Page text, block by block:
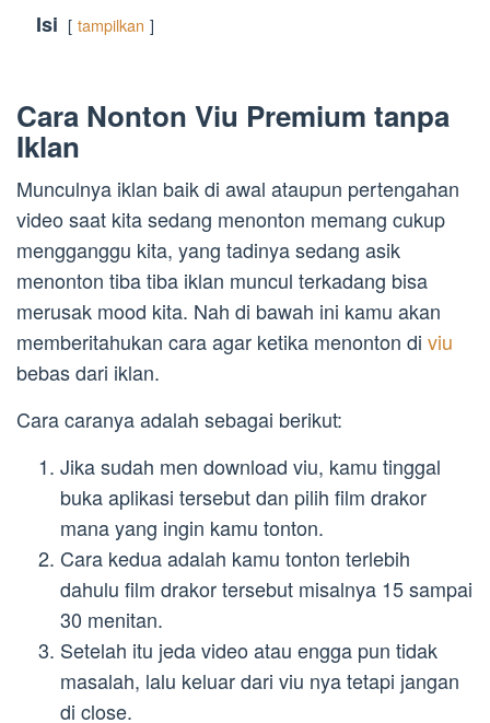
Isi tampilkan
Cara Nonton Viu Premium tanpa
Iklan
Munculnya iklan baik di awal ataupun pertengahan
video saat kita sedang menonton memang cukup
mengganggu kita, yang tadinya sedang asik
menonton tiba tiba iklan muncul terkadang bisa
merusak mood kita. Nah di bawah ini kamu akan
memberitahukan cara agar ketika menonton di viu
bebas dari iklan.
Cara caranya adalah sebagai berikut:
Jika sudah men download viu, kamu tinggal
buka aplikasi tersebut dan pilih film drakor
mana yang ingin kamu tonton.
Cara kedua adalah kamu tonton terlebih
dahulu film drakor tersebut misalnya 15 sampai
30 menitan.
Setelah itu jeda video atau engga pun tidak
masalah, lalu keluar dari viu nya tetapi jangan
di close.